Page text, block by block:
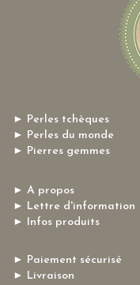
► Perles tchèques
► Perles du monde
► Pierres gemmes
► A propos
► Lettre d'information
► Infos produits
► Paiement sécurisé
► Livraison